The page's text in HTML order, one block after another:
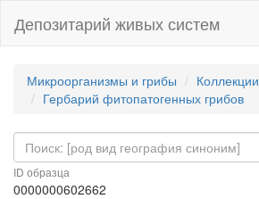
Депозитарий живых систем
Микроорганизмы и грибы
Коллекции
Гербарий фитопатогенных грибов
ID образца
0000000602662